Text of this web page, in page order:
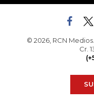
© 2026, RCN
Cr.